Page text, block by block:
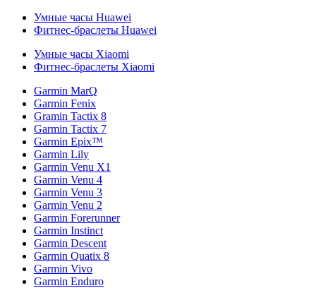
Умные часы Huawei
Фитнес-браслеты Huawei
Умные часы Xiaomi
Фитнес-браслеты Xiaomi
Garmin MarQ
Garmin Fenix
Gramin Tactix 8
Garmin Tactix 7
Garmin Epix™
Garmin Lily
Garmin Venu X1
Garmin Venu 4
Garmin Venu 3
Garmin Venu 2
Garmin Forerunner
Garmin Instinct
Garmin Descent
Garmin Quatix 8
Garmin Vivo
Garmin Enduro